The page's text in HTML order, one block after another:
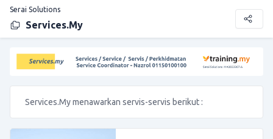
Serai Solutions
Services.My
Services.My menawarkan servis-servis berikut :